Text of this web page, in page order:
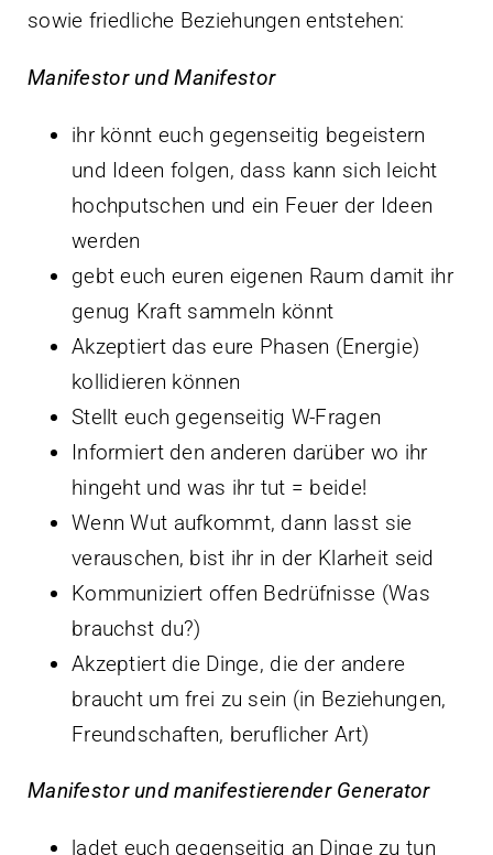
sowie friedliche Beziehungen entstehen:
Manifestor und Manifestor
ihr könnt euch gegenseitig begeistern
und Ideen folgen, dass kann sich leicht
hochputschen und ein Feuer der Ideen
werden
gebt euch euren eigenen Raum damit ihr
genug Kraft sammeln könnt
Akzeptiert das eure Phasen (Energie)
kollidieren können
Stellt euch gegenseitig W-Fragen
Informiert den anderen darüber wo ihr
hingeht und was ihr tut = beide!
Wenn Wut aufkommt, dann lasst sie
verauschen, bist ihr in der Klarheit seid
Kommuniziert offen Bedrüfnisse (Was
brauchst du?)
Akzeptiert die Dinge, die der andere
braucht um frei zu sein (in Beziehungen,
Freundschaften, beruflicher Art)
Manifestor und manifestierender Generator
ladet euch gegenseitig an Dinge zu tun